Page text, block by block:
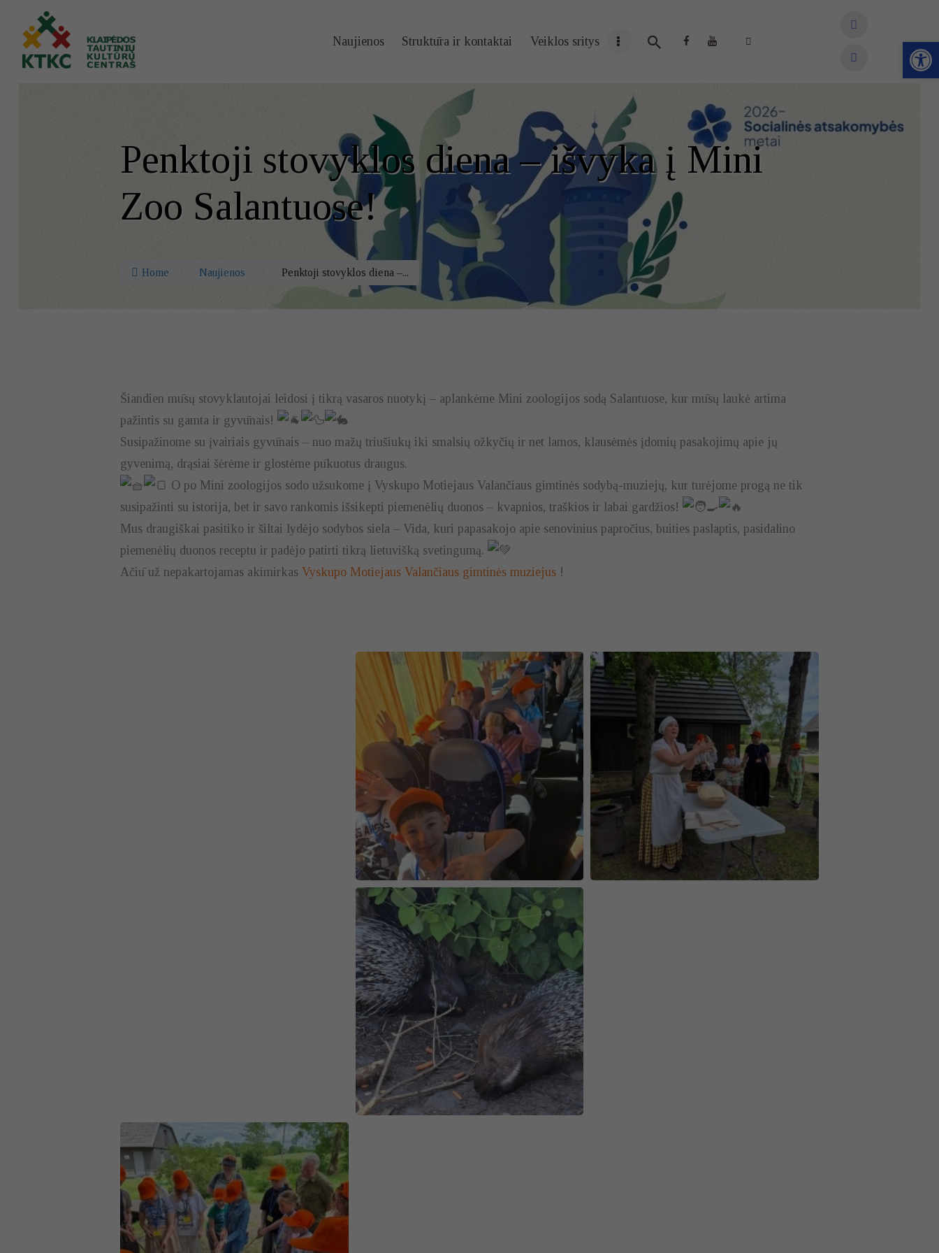
Open toolbar
Naujienos Struktūra ir kontaktai Veiklos sritys
Penktoji stovyklos diena – išvyka į Mini
Zoo Salantuose!
Home Naujienos Penktoji stovyklos diena –...
kontaktai
Veiklos sritys
Administracin
ė informacija
Kontaktai
Šiandien mūsų stovyklautojai leidosi į tikrą vasaros nuotykį – aplankėme Mini zoologijos sodą Salantuose, kur mūsų laukė artima
pažintis su gamta ir gyvūnais!
Susipažinome su įvairiais gyvūnais – nuo mažų triušiukų iki smalsių ožkyčių ir net lamos, klausėmės įdomių pasakojimų apie jų
gyvenimą, drąsiai šėrėme ir glostėme pūkuotus draugus.
O po Mini zoologijos sodo užsukome į Vyskupo Motiejaus Valančiaus gimtinės sodybą-muziejų, kur turėjome progą ne tik
susipažinti su istorija, bet ir savo rankomis išsikepti piemenėlių duonos – kvapnios, traškios ir labai gardžios!
Mus draugiškai pasitiko ir šiltai lydėjo sodybos siela – Vida, kuri papasakojo apie senovinius papročius, buities paslaptis, pasidalino
piemenėlių duonos receptu ir padėjo patirti tikrą lietuvišką svetingumą.
Ačiū už nepakartojamas akimirkas Vyskupo Motiejaus Valančiaus gimtinės muziejus!